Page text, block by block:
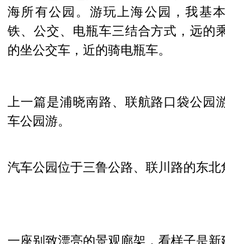
海所有公园。游玩上海公园，我基
铁、公交、电瓶车三结合方式，远的
的坐公交车，近的骑电瓶车。
上一篇是浦晓南路、联航路口袋公园
车公园游。
汽车公园位于三鲁公路、联川路的东北
一座别致漂亮的景观廊架，看样子是新